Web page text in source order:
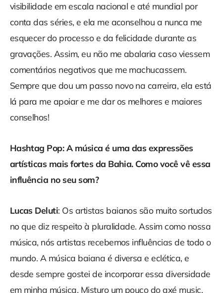
visibilidade em escala nacional e até mundial por
conta das séries, e ela me aconselhou a nunca me
esquecer do processo e da felicidade durante as
gravações. Assim, eu não me abalaria caso viessem
comentários negativos que me machucassem.
Sempre que dou um passo novo na carreira, ela está
lá para me apoiar e me dar os melhores e maiores
conselhos!
Hashtag Pop: A música é uma das expressões
artísticas mais fortes da Bahia. Como você vê essa
influência no seu som?
Lucas Deluti: Os artistas baianos são muito sortudos
no que diz respeito à pluralidade. Assim como nossa
música, nós artistas recebemos influências de todo o
mundo. A música baiana é diversa e eclética, e
desde sempre gostei de incorporar essa diversidade
em minha música. Misturo um pouco do axé music,